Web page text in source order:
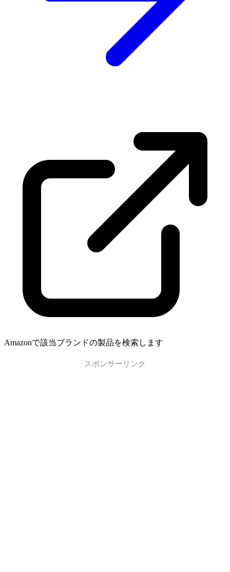
Amazonで該当ブランドの製品を検索します
スポンサーリンク